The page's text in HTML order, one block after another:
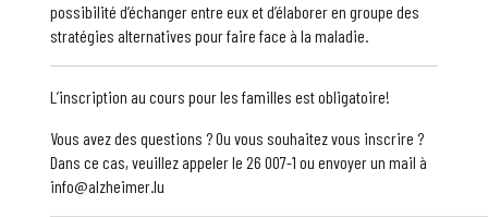
possibilité d’échanger entre eux et d’élaborer en groupe des
stratégies alternatives pour faire face à la maladie.
L’inscription au cours pour les familles est obligatoire!
Vous avez des questions ? Ou vous souhaitez vous inscrire ?
Dans ce cas, veuillez appeler le 26 007-1 ou envoyer un mail à
info@alzheimer.lu